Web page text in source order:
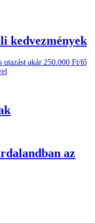
kedvezmények
utazást akár 250.000 Ft/fő
az